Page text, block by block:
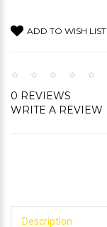
ADD TO WISH LIST
0 REVIEWS
WRITE A REVIEW
Description